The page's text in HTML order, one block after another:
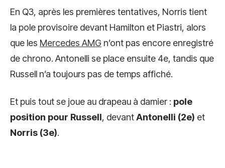
En Q3, après les premières tentatives, Norris tient
la pole provisoire devant Hamilton et Piastri, alors
que les Mercedes AMG n’ont pas encore enregistré
de chrono. Antonelli se place ensuite 4e, tandis que
Russell n’a toujours pas de temps affiché.
Et puis tout se joue au drapeau à damier : pole
position pour Russell, devantAntonelli (2e) et
Norris (3e).